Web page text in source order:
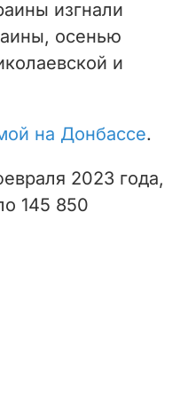
изгнали
осенью
и
на Донбассе.
2023 года,
145 850